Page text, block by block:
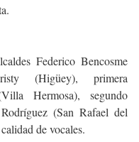
Federico Bencosme
(Higüey), primera
Hermosa), segundo
(San Rafael del
de vocales.